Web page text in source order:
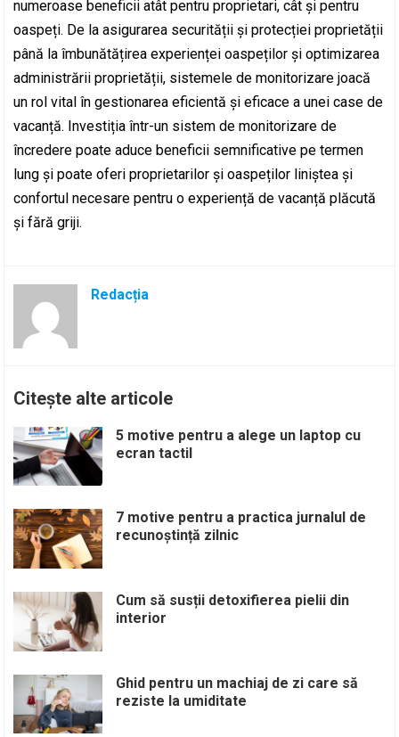
numeroase beneficii atât pentru proprietari, cât și pentru
oaspeți. De la asigurarea securității și protecției proprietății
până la îmbunătățirea experienței oaspeților și optimizarea
administrării proprietății, sistemele de monitorizare joacă
un rol vital în gestionarea eficientă și eficace a unei case de
vacanță. Investiția într-un sistem de monitorizare de
încredere poate aduce beneficii semnificative pe termen
lung și poate oferi proprietarilor și oaspeților liniștea și
confortul necesare pentru o experiență de vacanță plăcută
și fără griji.
Redacția
Citește alte articole
5 motive pentru a alege un laptop cu
ecran tactil
7 motive pentru a practica jurnalul de
recunoștință zilnic
Cum să susții detoxifierea pielii din
interior
Ghid pentru un machiaj de zi care să
reziste la umiditate